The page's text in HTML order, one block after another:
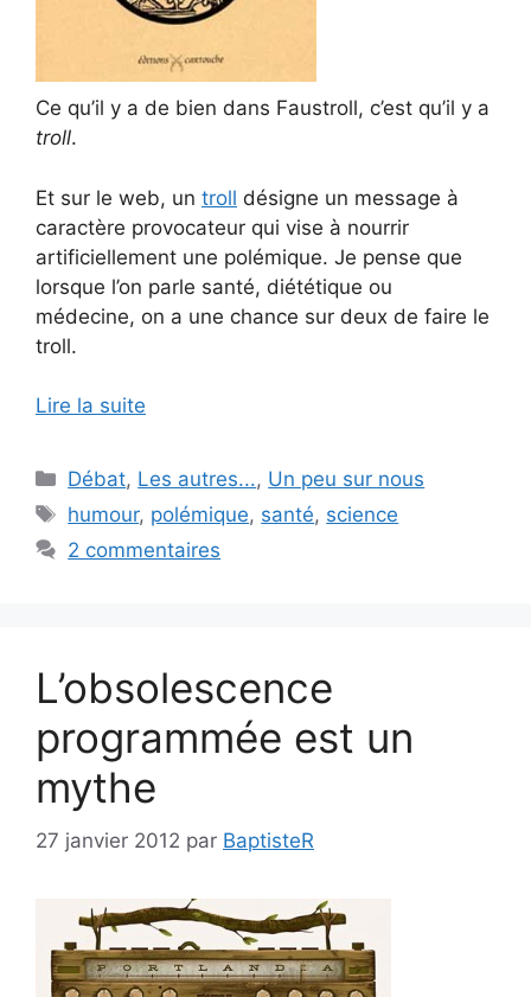
Ce qu’il y a de bien dans Faustroll, c’est qu’il y a
troll.
Et sur le web, un troll désigne un message à
caractère provocateur qui vise à nourrir
artificiellement une polémique. Je pense que
lorsque l’on parle santé, diététique ou
médecine, on a une chance sur deux de faire le
troll.
Lire la suite
Catégories
Débat, Les autres..., Un peu sur nous
Étiquettes
humour, polémique, santé, science
2 commentaires
L’obsolescence
programmée est un
mythe
27 janvier 2012 par BaptisteR